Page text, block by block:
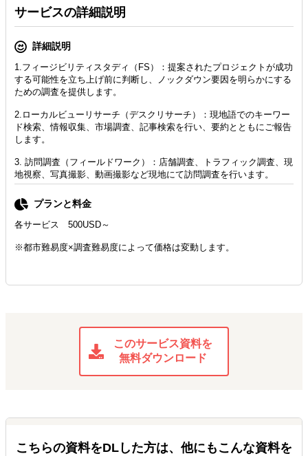
サービスの詳細説明
詳細説明
1.フィージビリティスタディ（FS）：提案されたプロジェクトが成功
する可能性を立ち上げ前に判断し、ノックダウン要因を明らかにする
ための調査を提供します。
2.ローカルビューリサーチ（デスクリサーチ）：現地語でのキーワー
ド検索、情報収集、市場調査、記事検索を行い、要約とともにご報告
します。
3. 訪問調査（フィールドワーク）：店舗調査、トラフィック調査、現
地視察、写真撮影、動画撮影など現地にて訪問調査を行います。
プランと料金
各サービス 500USD～
※都市難易度×調査難易度によって価格は変動します。
このサービス資料を
無料ダウンロード
こちらの資料をDLした方は、他にもこんな資料を